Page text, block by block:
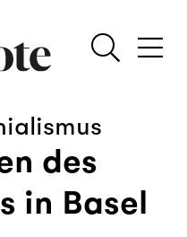
des
in Basel